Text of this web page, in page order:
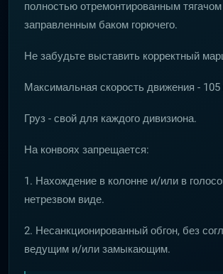
полностью отремонтированным
заправленным баком горючего.
Не забудьте выставить корректный
Максимальная скорость движения -
Груз - свой для каждого дивизиона.
На конвоях запрещается:
1. Нахождение в колонне и/или в
нетрезвом виде.
2. Несанкционированный обгон, без
ведущим и/или замыкающим.